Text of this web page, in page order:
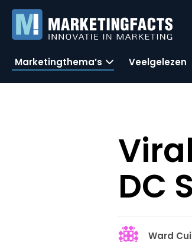
Marketingthema’s Veelgelezen
DC
Ward